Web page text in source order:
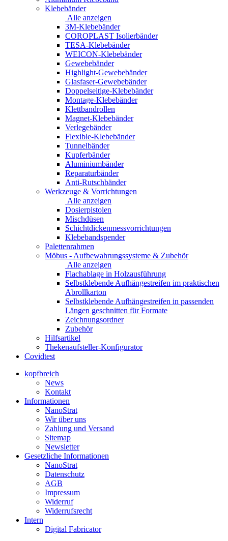
Klebebänder
Alle anzeigen
3M-Klebebänder
COROPLAST Isolierbänder
TESA-Klebebänder
WEICON-Klebebänder
Gewebebänder
Highlight-Gewebebänder
Glasfaser-Gewebebänder
Doppelseitige-Klebebänder
Montage-Klebebänder
Klettbandrollen
Magnet-Klebebänder
Verlegebänder
Flexible-Klebebänder
Tunnelbänder
Kupferbänder
Aluminiumbänder
Reparaturbänder
Anti-Rutschbänder
Werkzeuge & Vorrichtungen
Alle anzeigen
Dosierpistolen
Mischdüsen
Schichtdickenmessvorrichtungen
Klebebandspender
Palettenrahmen
Möbus - Aufbewahrungssysteme & Zubehör
Alle anzeigen
Flachablage in Holzausführung
Selbstklebende Aufhängestreifen im praktischen
Abrollkarton
Selbstklebende Aufhängestreifen in passenden
Längen geschnitten für Formate
Zeichnungsordner
Zubehör
Hilfsartikel
Thekenaufsteller-Konfigurator
Covidtest
kopfbreich
News
Kontakt
Informationen
NanoStrat
Wir über uns
Zahlung und Versand
Sitemap
Newsletter
Gesetzliche Informationen
NanoStrat
Datenschutz
AGB
Impressum
Widerruf
Widerrufsrecht
Intern
Digital Fabricator